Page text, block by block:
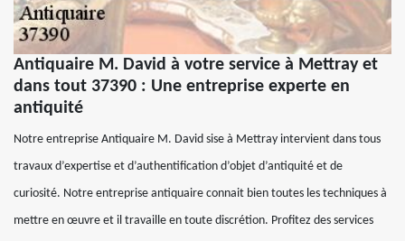
Antiquaire M. David à votre service à Mettray et
dans tout 37390 : Une entreprise experte en
antiquité
Notre entreprise Antiquaire M. David sise à Mettray intervient dans tous
travaux d’expertise et d’authentification d’objet d’antiquité et de
curiosité. Notre entreprise antiquaire connait bien toutes les techniques à
mettre en œuvre et il travaille en toute discrétion. Profitez des services